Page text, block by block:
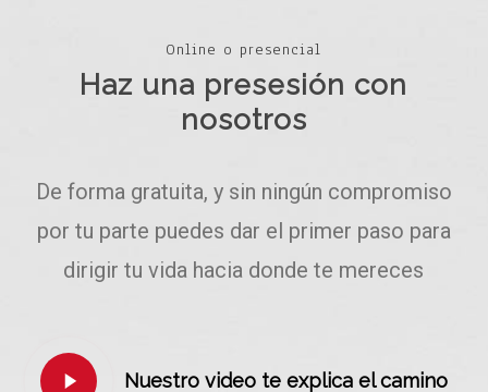
Online o presencial
Haz una presesión con
nosotros
De forma gratuita, y sin ningún compromiso
por tu parte puedes dar el primer paso para
dirigir tu vida hacia donde te mereces
Play
Nuestro video te explica el camino